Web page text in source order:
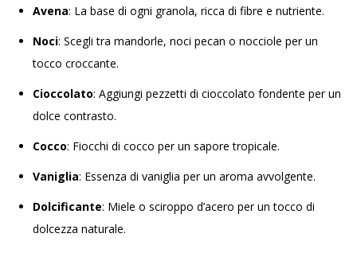
Avena: La base di ogni granola, ricca di fibre e nutriente.
Noci: Scegli tra mandorle, noci pecan o nocciole per un
tocco croccante.
Cioccolato: Aggiungi pezzetti di cioccolato fondente per un
dolce contrasto.
Cocco: Fiocchi di cocco per un sapore tropicale.
Vaniglia: Essenza di vaniglia per un aroma avvolgente.
Dolcificante: Miele o sciroppo d’acero per un tocco di
dolcezza naturale.